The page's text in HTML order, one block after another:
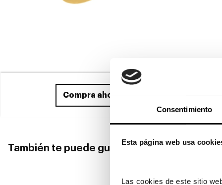
Consentimiento
Esta página web usa
Las cookies de este sitio
Compra ahoray recíbelo entre el 25/
También te puede gustar